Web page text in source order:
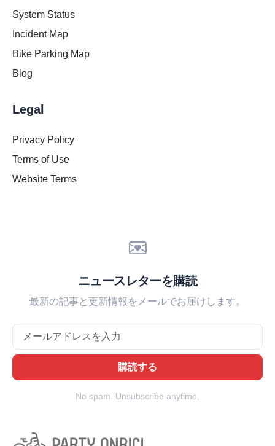
System Status
Incident Map
Bike Parking Map
Blog
Legal
Privacy Policy
Terms of Use
Website Terms
ニュースレターを購読
最新の記事と更新情報をメールでお届けします。
購読する
No spam. Unsubscribe anytime.